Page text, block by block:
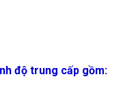
độ trung cấp gồm: